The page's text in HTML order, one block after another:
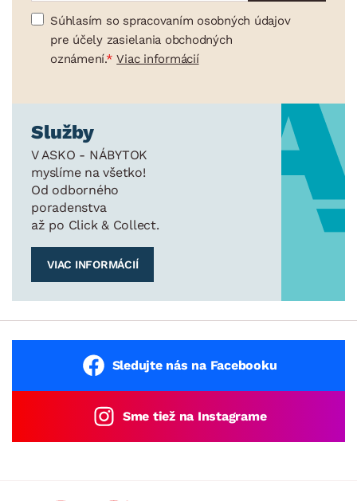
Súhlasím so spracovaním osobných údajov
pre účely zasielania obchodných
oznámení.
Viac informácií
Služby
V ASKO - NÁBYTOK
myslíme na všetko!
Od odborného
poradenstva
až po Click & Collect.
VIAC INFORMÁCIÍ
Sledujte nás na Facebooku
Sme tiež na Instagrame